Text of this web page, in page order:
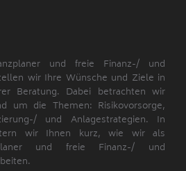
und freie Finanz-/ und
wir Ihre Wünsche und Ziele in
Beratung. Dabei betrachten wir
um die Themen: Risikovorsorge,
und Anlagestrategien. In
wir Ihnen kurz, wie wir als
und freie Finanz-/ und